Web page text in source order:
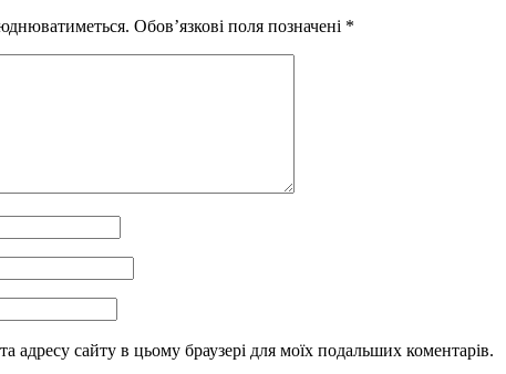
Обов’язкові поля позначені *
адресу сайту в цьому браузері для моїх подальших коментарів.